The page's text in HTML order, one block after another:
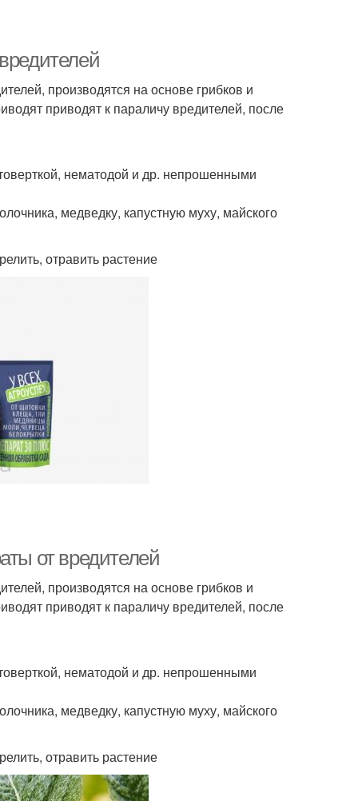
производятся на основе грибков и
приводят к параличу вредителей, после
нематодой и др. непрошенными
медведку, капустную муху, майского
отравить растение
от вредителей
производятся на основе грибков и
приводят к параличу вредителей, после
нематодой и др. непрошенными
медведку, капустную муху, майского
отравить растение